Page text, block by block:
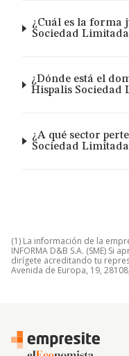
¿Cuál es la forma
Sociedad
¿Dónde está el
Hispalis Sociedad
¿A qué sector
Sociedad
(1) La información de la
INFORMA D&B S.A. (SME)
dirígete acreditando tu
Avenida de Europa, 19,